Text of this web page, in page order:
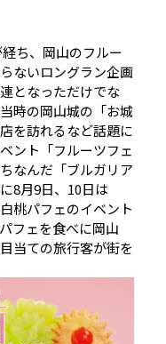
ち、岡山のフルー
ないロングラン企画
となっただけでな
時の岡山城の「お城
を訪れるなど話題に
ント「フルーツフェ
なんだ「ブルガリア
8月9日、10日は
桃パフェのイベント
フェを食べに岡山
当ての旅行客が街を